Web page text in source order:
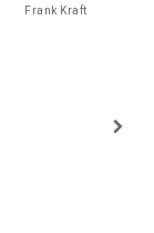
Frank Kraft